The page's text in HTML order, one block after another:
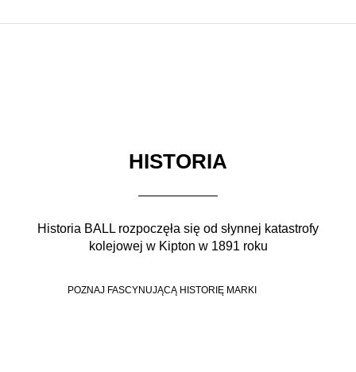
HISTORIA
Historia BALL rozpoczęła się od słynnej katastrofy
kolejowej w Kipton w 1891 roku
POZNAJ FASCYNUJĄCĄ HISTORIĘ MARKI